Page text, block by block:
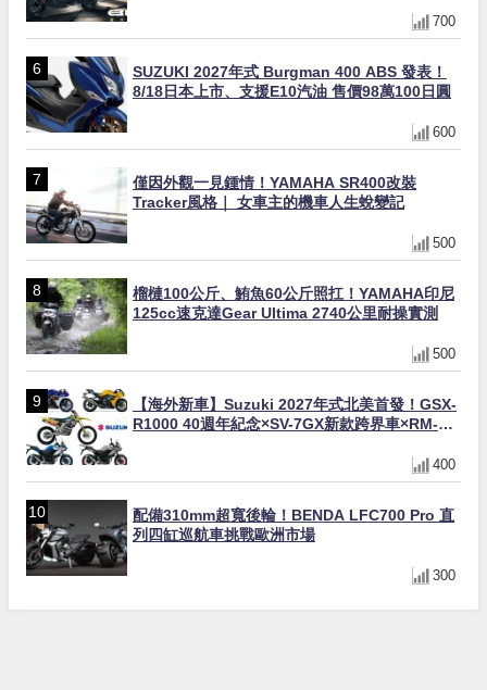
700
SUZUKI 2027年式 Burgman 400 ABS 發表！
8/18日本上市、支援E10汽油 售價98萬100日圓
600
僅因外觀一見鍾情！YAMAHA SR400改裝
Tracker風格｜ 女車主的機車人生蛻變記
500
榴槤100公斤、鮪魚60公斤照扛！YAMAHA印尼
125cc速克達Gear Ultima 2740公里耐操實測
500
【海外新車】Suzuki 2027年式北美首發！GSX-
R1000 40週年紀念×SV-7GX新款跨界車×RM-
400
配備310mm超寬後輪！BENDA LFC700 Pro 直
列四缸巡航車挑戰歐洲市場
300